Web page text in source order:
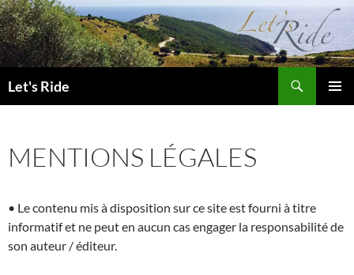
Aller
au
contenu
Let's Ride
MENTIONS LÉGALES
• Le contenu mis à disposition sur ce site est fourni à titre
informatif et ne peut en aucun cas engager la responsabilité de
son auteur / éditeur.